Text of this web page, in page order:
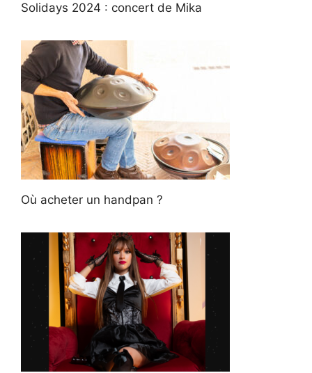
Solidays 2024 : concert de Mika
Où acheter un handpan ?